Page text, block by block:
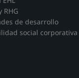
RHG
de desarrollo
social corporativa